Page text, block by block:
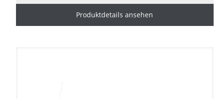
Produktdetails ansehen